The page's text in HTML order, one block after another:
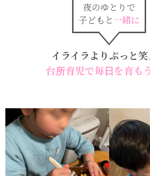
夜のゆとりで
子どもと 一緒に
イライラよりぷっと笑
台所育児で毎日を育も